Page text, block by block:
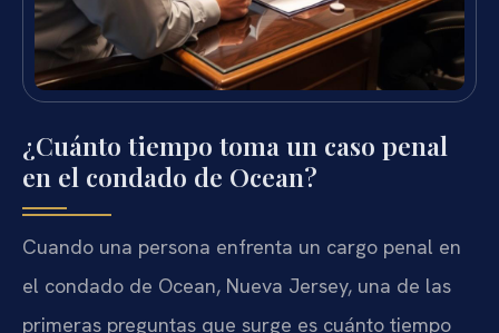
¿Cuánto tiempo toma un caso penal
en el condado de Ocean?
Cuando una persona enfrenta un cargo penal en
el condado de Ocean, Nueva Jersey, una de las
primeras preguntas que surge es cuánto tiempo